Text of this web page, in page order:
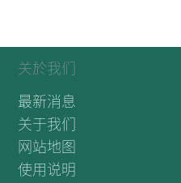
关於我们
最新消息
关于我们
网站地图
使用说明